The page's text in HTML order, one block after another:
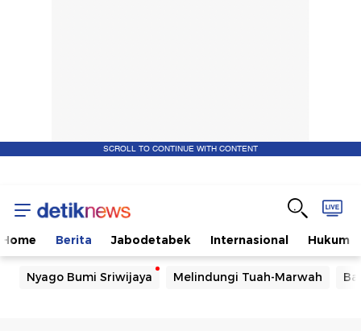
SCROLL TO CONTINUE WITH CONTENT
Home Berita Jabodetabek Internasional Hukum
Nyago Bumi Sriwijaya Melindungi Tuah-Marwah